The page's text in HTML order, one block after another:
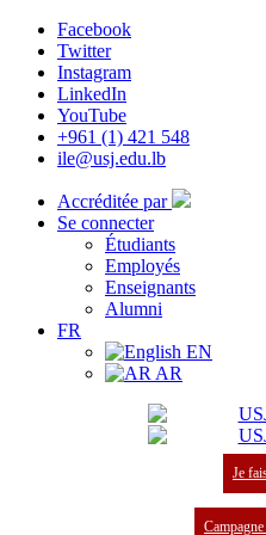
Facebook
Twitter
Instagram
LinkedIn
YouTube
+961 (1) 421 548
ile@usj.edu.lb
Accréditée par
Se connecter
Étudiants
Employés
Enseignants
Alumni
FR
EN
AR
Je